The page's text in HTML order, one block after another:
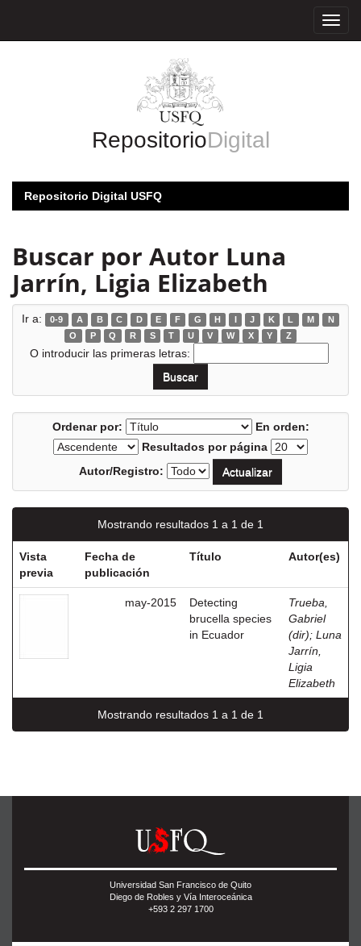
RepositorioDigital
Repositorio Digital USFQ
Buscar por Autor Luna
Jarrín, Ligia Elizabeth
Ir a: 0-9 A B C D E F G H I J K L M
N
O
P Q R S T U V W X Y Z
O introducir las primeras letras:
Ordenar por:
En orden:
Resultados por página
Autor/Registro:
Mostrando resultados 1 a 1 de 1
Vista
previa
Fecha de
publicación
Título Autor(es)
may-2015
Detecting
brucella species
in Ecuador
Trueba,
Gabriel
(dir); Luna
Jarrín,
Ligia
Elizabeth
Mostrando resultados 1 a 1 de 1
Universidad San Francisco de Quito
Diego de Robles y Vía Interoceánica
+593 2 297 1700